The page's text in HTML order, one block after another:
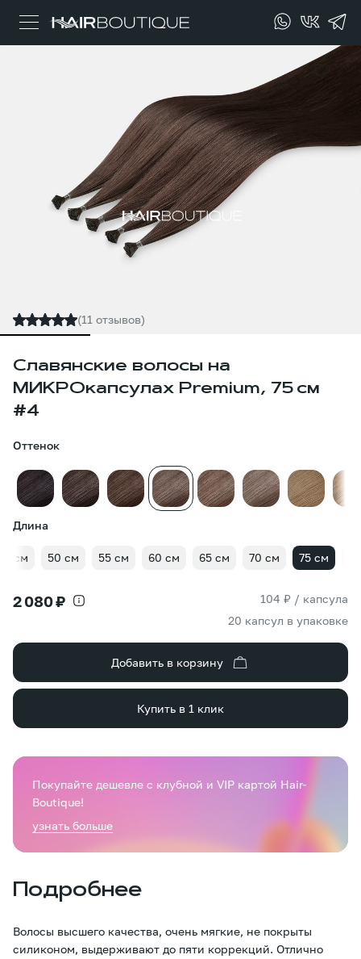
(11 отзывов)
Славянские волосы на
МИКРОкапсулах Premium, 75 см
#4
Оттенок
Длина
см 50 см 55 см 60 см 65 см 70 см 75 см
2 080 ₽
104 ₽ / капсула
20 капсул в упаковке
Добавить в корзину
Купить в 1 клик
Подробнее
Волосы высшего качества, очень мягкие, не покрыты
силиконом, выдерживают до пяти коррекций. Отлично
Покупайте дешевле с клубной и VIP картой Hair-
Boutique!
узнать больше